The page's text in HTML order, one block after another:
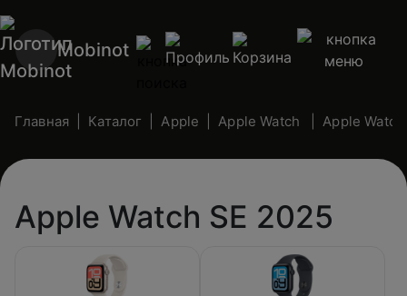
Mobinot
Главная Каталог Apple Apple Watch Apple
Apple Watch SE 2025